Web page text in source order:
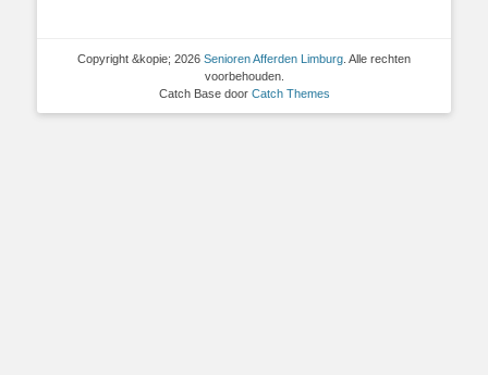
Copyright &kopie; 2026 Senioren Afferden Limburg . Alle rechten
voorbehouden.
Catch Base door Catch Themes